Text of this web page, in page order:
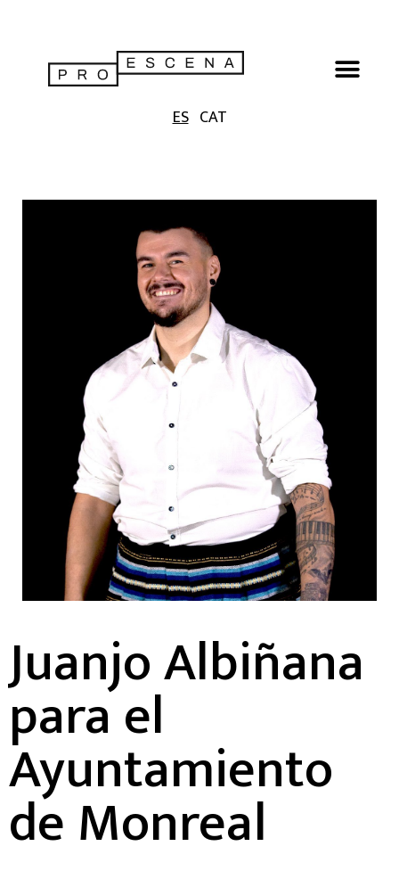
ESCAT
Juanjo Albiñana
para el
Ayuntamiento
de Monreal